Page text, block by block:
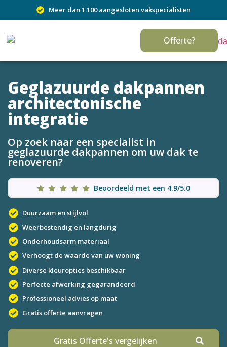
Meer dan 1.100 aangesloten vakspecialisten
Offerte?
Geglazuurde dakpannen
architectonische
integratie
Op zoek naar een specialist in
geglazuurde dakpannen om uw dak te
renoveren?
Beoordeeld met een 4.9/5.0
Duurzaam en stijlvol
Weerbestendig en langdurig
Onderhoudsarm materiaal
Verhoogt de waarde van uw woning
Diverse kleuropties beschikbaar
Perfecte afwerking gegarandeerd
Professioneel advies op maat
Gratis offerte aanvragen
Gratis Offerte's vergelijken